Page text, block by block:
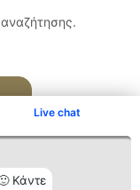
Live chat
Κάντε